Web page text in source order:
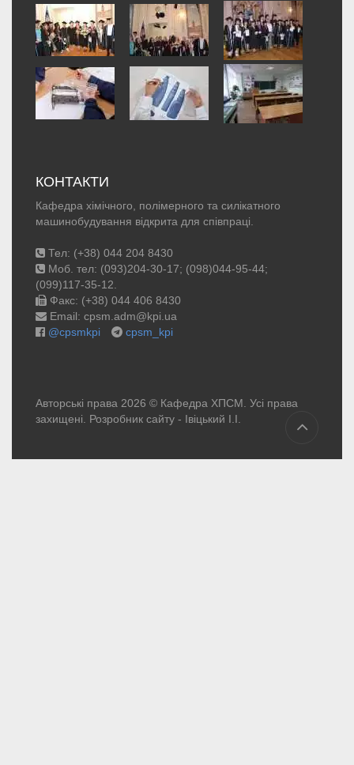
КОНТАКТИ
Кафедра хімічного, полімерного та силікатного
машинобудування відкрита для співпраці.
Тел: (+38) 044 204 8430
Моб. тел: (093)204-30-17; (098)044-95-44;
(099)117-35-12.
Факс: (+38) 044 406 8430
Email: cpsm.adm@kpi.ua
@cpsmkpi
cpsm_kpi
Авторські права 2026 © Кафедра ХПСМ. Усі права
захищені. Розробник сайту - Івіцький І.І.